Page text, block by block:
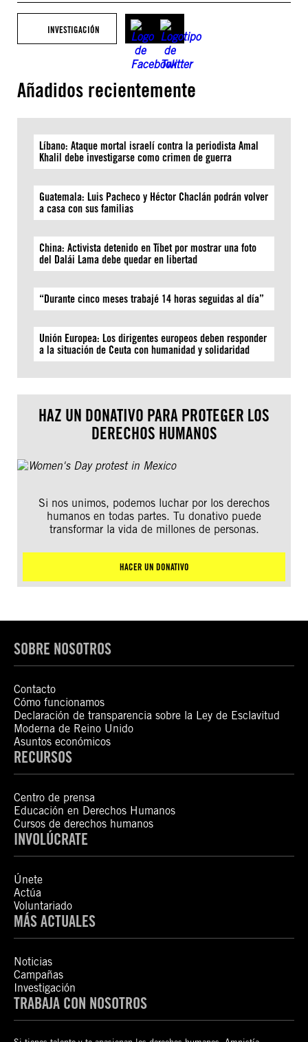
INVESTIGACIÓN
Añadidos recientemente
Líbano: Ataque mortal israelí contra la periodista Amal
Khalil debe investigarse como crimen de guerra
Guatemala: Luis Pacheco y Héctor Chaclán podrán volver
a casa con sus familias
China: Activista detenido en Tíbet por mostrar una foto
del Dalái Lama debe quedar en libertad
“Durante cinco meses trabajé 14 horas seguidas al día”
Unión Europea: Los dirigentes europeos deben responder
a la situación de Ceuta con humanidad y solidaridad
HAZ UN DONATIVO PARA PROTEGER LOS
DERECHOS HUMANOS
Si nos unimos, podemos luchar por los derechos
humanos en todas partes. Tu donativo puede
transformar la vida de millones de personas.
HACER UN DONATIVO
SOBRE NOSOTROS
Contacto
Cómo funcionamos
Declaración de transparencia sobre la Ley de Esclavitud
Moderna de Reino Unido
Asuntos económicos
RECURSOS
Centro de prensa
Educación en Derechos Humanos
Cursos de derechos humanos
INVOLÚCRATE
Únete
Actúa
Voluntariado
MÁS ACTUALES
Noticias
Campañas
Investigación
TRABAJA CON NOSOTROS